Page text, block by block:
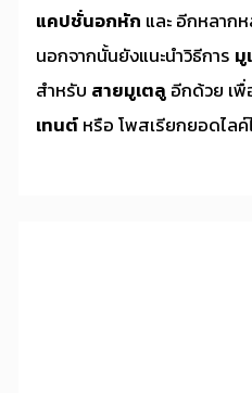
แคปชั่นอกหัก และ อีกหลาก
นอกจากนั้นยังแนะนำวิธีการ มู
สำหรับ สายมูเตลู อีกด้วย เพื่
เทนต์ หรือ โพสเรียกยอดไลค์